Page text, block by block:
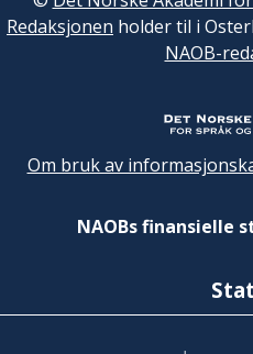
Redaksjonen holder til i
NAOB-
Om bruk av
NAOBs finansielle